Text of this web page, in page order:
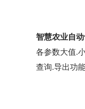
智慧农业自
各参数大值.
查询.导出功